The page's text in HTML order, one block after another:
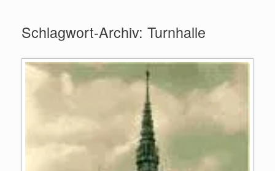
springenSchlagwort-Archiv: Turnhalle